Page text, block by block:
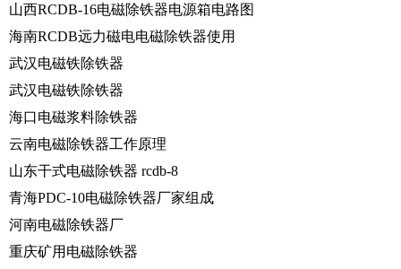
山西RCDB-16电磁除铁器电源箱电路图
海南RCDB远力磁电电磁除铁器使用
武汉电磁铁除铁器
武汉电磁铁除铁器
海口电磁浆料除铁器
云南电磁除铁器工作原理
山东干式电磁除铁器 rcdb-8
青海PDC-10电磁除铁器厂家组成
河南电磁除铁器厂
重庆矿用电磁除铁器